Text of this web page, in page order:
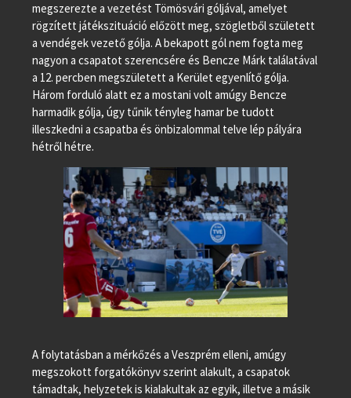
megszerezte a vezetést Tömösvári góljával, amelyet
rögzített játékszituáció előzött meg, szögletből született
a vendégek vezető gólja. A bekapott gól nem fogta meg
nagyon a csapatot szerencsére és Bencze Márk találatával
a 12. percben megszületett a Kerület egyenlítő gólja.
Három forduló alatt ez a mostani volt amúgy Bencze
harmadik gólja, úgy tűnik tényleg hamar be tudott
illeszkedni a csapatba és önbizalommal telve lép pályára
hétről hétre.
A folytatásban a mérkőzés a Veszprém elleni, amúgy
megszokott forgatókönyv szerint alakult, a csapatok
támadtak, helyzetek is kialakultak az egyik, illetve a másik